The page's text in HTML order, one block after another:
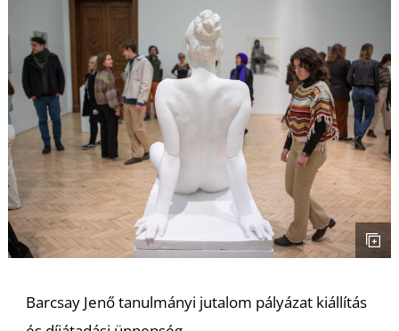
Barcsay Jenő tanulmányi jutalom pályázat kiállítás